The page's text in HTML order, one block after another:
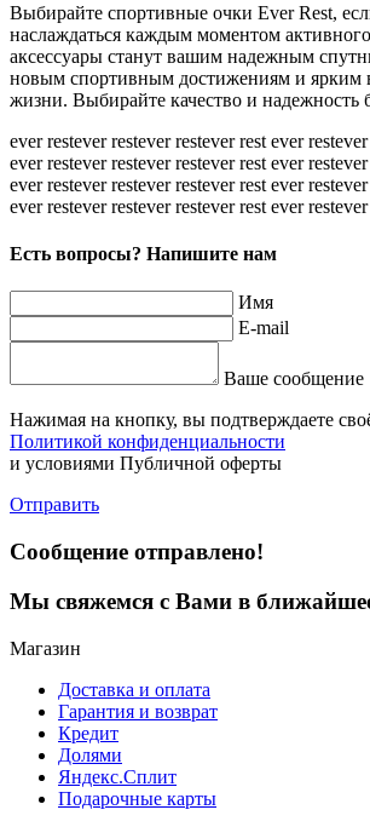
Выбирайте спортивные очки Ever Rest,
наслаждаться каждым моментом
аксессуары станут вашим надежным
новым спортивным достижениям и ярким
жизни. Выбирайте качество и надежность
ever restever restever restever rest ever rest
ever restever restever restever rest ever rest
ever restever restever restever rest ever rest
ever restever restever restever rest ever rest
Есть вопросы? Напишите нам
Имя
E-mail
Ваше сообщение
Нажимая на кнопку, вы подтверждаете
Политикой конфиденциальности
и условиями Публичной оферты
Отправить
Сообщение отправлено!
Мы свяжемся с Вами в
Магазин
Доставка и оплата
Гарантия и возврат
Кредит
Долями
Яндекс.Сплит
Подарочные карты